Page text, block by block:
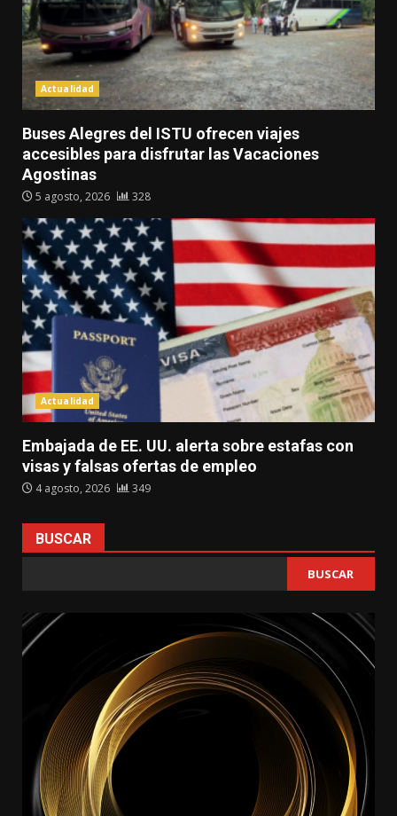
Actualidad
Buses Alegres del ISTU ofrecen viajes
accesibles para disfrutar las Vacaciones
Agostinas
5 agosto, 2026 328
Actualidad
Embajada de EE. UU. alerta sobre estafas con
visas y falsas ofertas de empleo
4 agosto, 2026 349
BUSCAR
BUSCAR